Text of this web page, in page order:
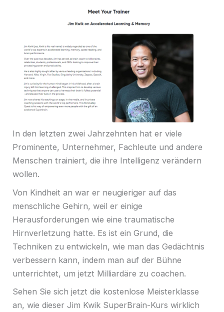
In den letzten zwei Jahrzehnten hat er viele
Prominente, Unternehmer, Fachleute und andere
Menschen trainiert, die ihre Intelligenz verändern
wollen.
Von Kindheit an war er neugieriger auf das
menschliche Gehirn, weil er einige
Herausforderungen wie eine traumatische
Hirnverletzung hatte. Es ist ein Grund, die
Techniken zu entwickeln, wie man das Gedächtnis
verbessern kann, indem man auf der Bühne
unterrichtet, um jetzt Milliardäre zu coachen.
Sehen Sie sich jetzt die kostenlose Meisterklasse
an, wie dieser Jim Kwik SuperBrain-Kurs wirklich